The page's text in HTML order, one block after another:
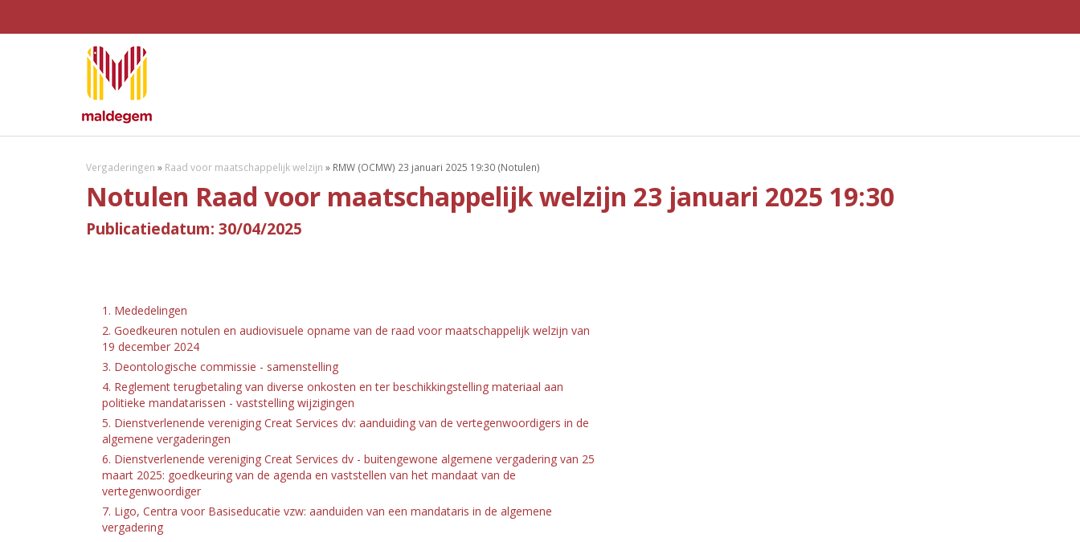
Vergaderingen » Raad voor maatschappelijk welzijn » RMW (OCMW) 23 januari 2025 19:30 (Notulen)
Notulen Raad voor maatschappelijk welzijn 23 januari 2025 19:30
Publicatiedatum: 30/04/2025
1. Mededelingen
2. Goedkeuren notulen en audiovisuele opname van de raad voor maatschappelijk welzijn van
19 december 2024
3. Deontologische commissie - samenstelling
4. Reglement terugbetaling van diverse onkosten en ter beschikkingstelling materiaal aan
politieke mandatarissen - vaststelling wijzigingen
5. Dienstverlenende vereniging Creat Services dv: aanduiding van de vertegenwoordigers in de
algemene vergaderingen
6. Dienstverlenende vereniging Creat Services dv - buitengewone algemene vergadering van 25
maart 2025: goedkeuring van de agenda en vaststellen van het mandaat van de
vertegenwoordiger
7. Ligo, Centra voor Basiseducatie vzw: aanduiden van een mandataris in de algemene
vergadering